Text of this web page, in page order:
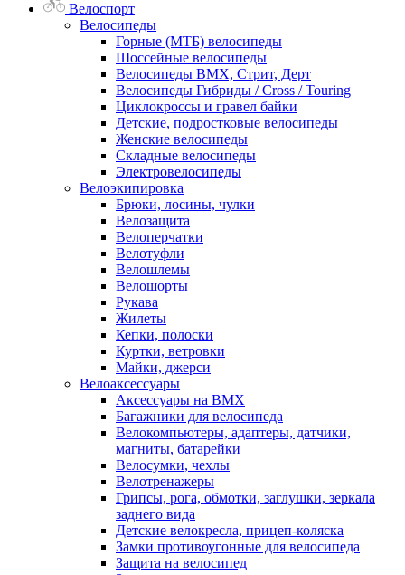
Велоспорт
Велосипеды
Горные (МТБ) велосипеды
Шоссейные велосипеды
Велосипеды BMX, Стрит, Дерт
Велосипеды Гибриды / Cross / Touring
Циклокроссы и гравел байки
Детские, подростковые велосипеды
Женские велосипеды
Складные велосипеды
Электровелосипеды
Велоэкипировка
Брюки, лосины, чулки
Велозащита
Велоперчатки
Велотуфли
Велошлемы
Велошорты
Рукава
Жилеты
Кепки, полоски
Куртки, ветровки
Майки, джерси
Велоаксессуары
Аксессуары на BMX
Багажники для велосипеда
Велокомпьютеры, адаптеры, датчики,
магниты, батарейки
Велосумки, чехлы
Велотренажеры
Грипсы, рога, обмотки, заглушки, зеркала
заднего вида
Детские велокресла, прицеп-коляска
Замки противоугонные для велосипеда
Защита на велосипед